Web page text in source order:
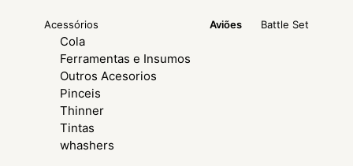
Acessórios
Cola
Ferramentas e Insumos
Outros Acesorios
Pinceis
Thinner
Tintas
whashers
Aviões Battle Set